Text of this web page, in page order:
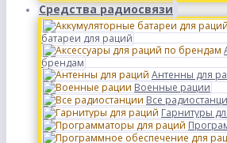
Средства радиосвязи
батареи для раций
брендам
Антенны для
Военные рации
Все
Гарнитуры